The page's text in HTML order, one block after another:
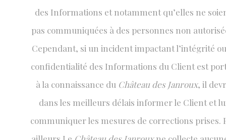
des Informations et notamment qu’elles ne
pas communiquées à des personnes non
Cependant, si un incident impactant l’intégrité
confidentialité des Informations du Client est
à la connaissance du Château des Janroux, il
dans les meilleurs délais informer le Client et
communiquer les mesures de corrections prises.